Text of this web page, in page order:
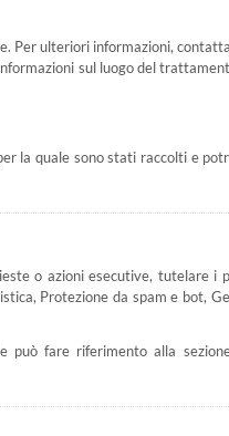
Per ulteriori informazioni,
sul luogo del
la quale sono stati raccolti e
o azioni esecutive, tutelare i
Protezione da spam e bot,
può fare riferimento alla